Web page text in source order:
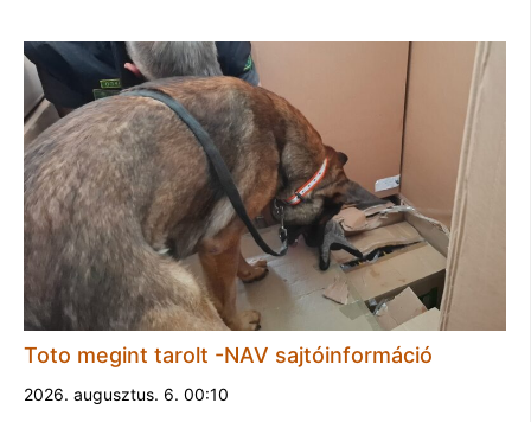
Toto megint tarolt -NAV sajtóinformáció
2026. augusztus. 6. 00:10